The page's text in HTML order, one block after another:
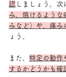
認 しましょう。次
み、焼けるような
みなど）や、痛み
ょう。
また、 特定の動作
するかどうかも確